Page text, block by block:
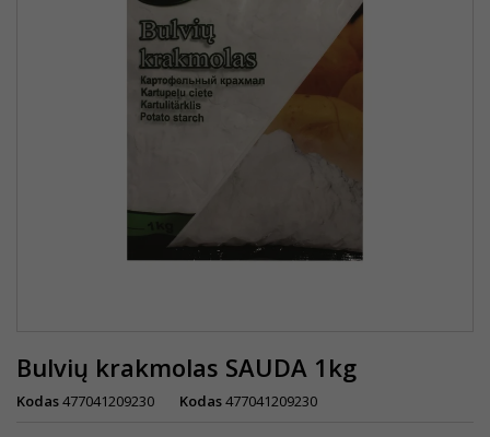
Bulvių krakmolas SAUDA 1kg
Kodas477041209230 Kodas477041209230